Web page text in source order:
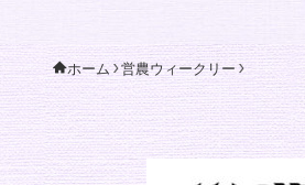
ホーム 営農ウィークリー